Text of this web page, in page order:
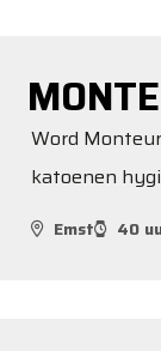
Word
katoenen
Emst 40